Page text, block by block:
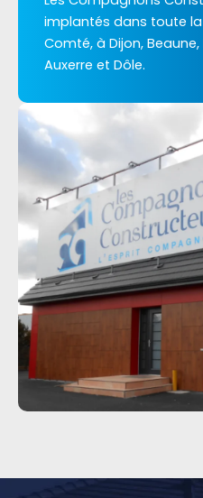
implantés dans toute
Comté, à Dijon,
Auxerre et Dôle.